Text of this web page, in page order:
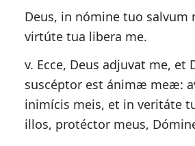
Deus, in nómine tuo salvum
virtúte tua libera me.
v. Ecce, Deus adjuvat me, et
suscéptor est ánimæ meæ:
inimícis meis, et in veritáte
illos, protéctor meus,